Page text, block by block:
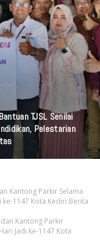
TJSL Senilai
Pelestarian
Kantong Parkir Selama
ke-1147 Kota Kediri Berita
Kantong Parkir
Jadi ke-1147 Kota